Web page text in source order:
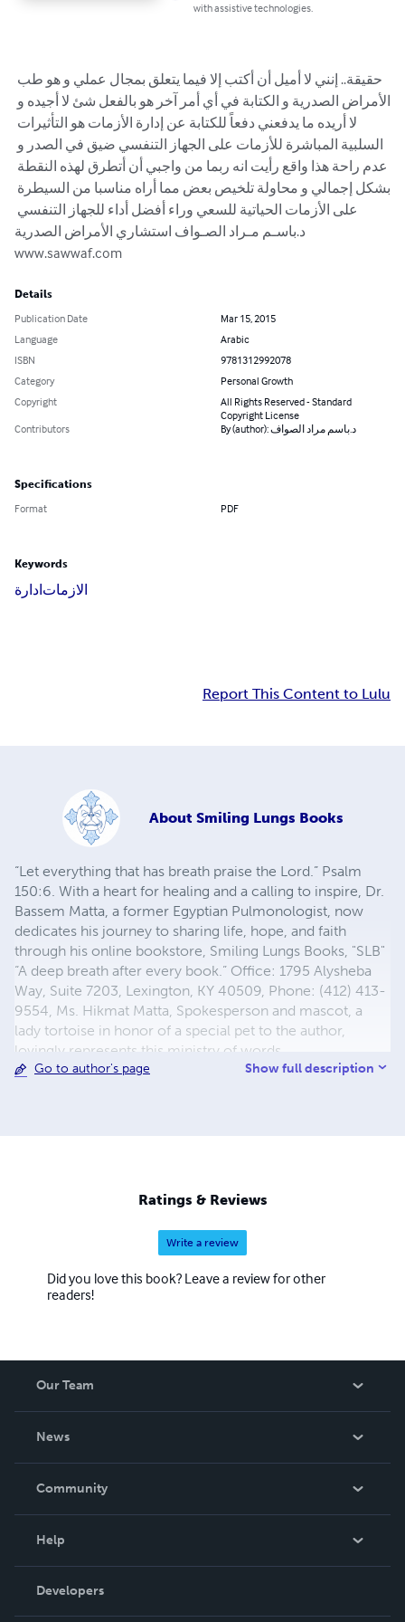
with assistive technologies.
حقيقة.. إنني لا أميل أن أكتب إلا فيما يتعلق بمجال عملي و هو طب
الأمراض الصدرية و الكتابة في أي أمر آخر هو بالفعل شئ لا أجيده و
لا أريده ما يدفعني دفعاً للكتابة عن إدارة الأزمات هو التأثيرات
السلبية المباشرة للأزمات على الجهاز التنفسي ضيق في الصدر و
عدم راحة هذا واقع رأيت انه ربما من واجبي أن أتطرق لهذه النقطة
بشكل إجمالي و محاولة تلخيص بعض مما أراه مناسبا من السيطرة
على الأزمات الحياتية للسعي وراء أفضل أداء للجهاز التنفسي
د.باسـم مـراد الصـواف استشاري الأمراض الصدرية
www.sawwaf.com
Details
Publication Date
Mar 15, 2015
Language
Arabic
ISBN
9781312992078
Category
Personal Growth
Copyright
All Rights Reserved - Standard
Copyright License
Contributors
By (author): د.باسم مراد الصواف
Specifications
Format PDF
Keywords
ادارة الازمات
Report This Content to Lulu
About Smiling Lungs Books
“Let everything that has breath praise the Lord.” Psalm
150:6. With a heart for healing and a calling to inspire, Dr.
Bassem Matta, a former Egyptian Pulmonologist, now
dedicates his journey to sharing life, hope, and faith
through his online bookstore, Smiling Lungs Books, "SLB"
“A deep breath after every book.” Office: 1795 Alysheba
Way, Suite 7203, Lexington, KY 40509, Phone: (412) 413-
9554, Ms. Hikmat Matta, Spokesperson and mascot, a
lady tortoise in honor of a special pet to the author,
lovingly represents this ministry of words.
Go to author's page Show full description
Ratings & Reviews
Write a review
Did you love this book? Leave a review for other
readers!
Our Team
News
In The News
Community
Podcast
Help
Order Lookup
Knowledge Base
Developers